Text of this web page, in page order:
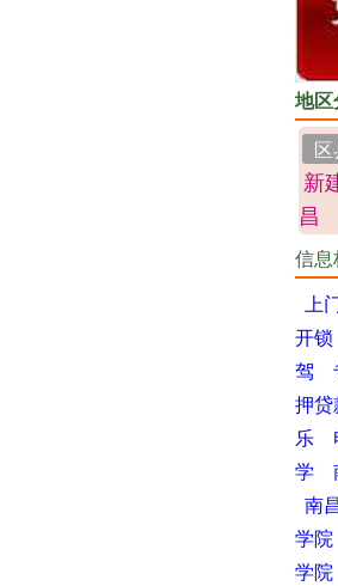
地
区
新
昌
信
上
开锁
驾
押贷
乐
学
南
学院
学院